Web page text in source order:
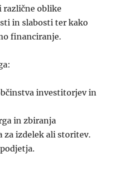
različne oblike
in slabosti ter kako
financiranje.
investitorjev in
in zbiranja
za izdelek ali storitev.